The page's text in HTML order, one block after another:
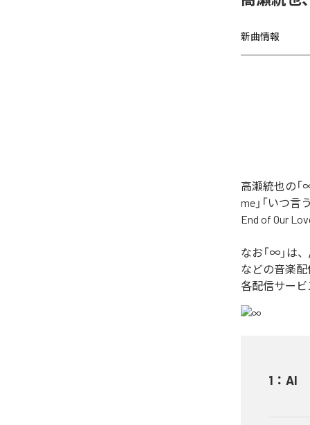
新曲情報
高瀬統也の「
me」「いつ言
End of Our
なお「∞ 」は、
などの音楽
各配信サービ
1 ： AI